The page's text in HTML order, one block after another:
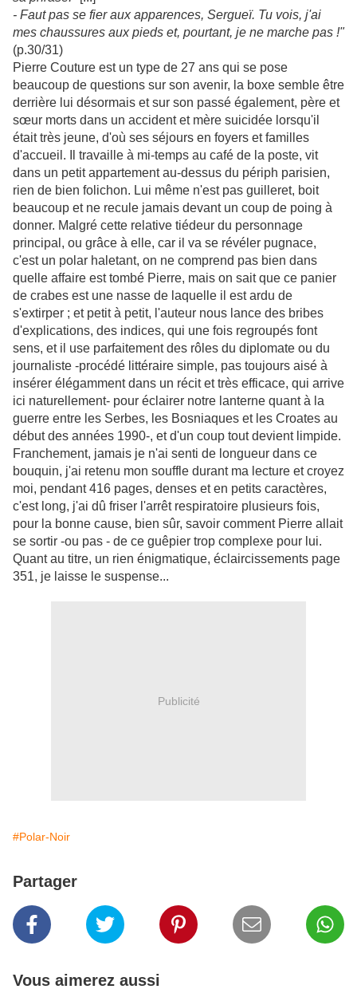
- Faut pas se fier aux apparences, Sergueï. Tu vois, j'ai
mes chaussures aux pieds et, pourtant, je ne marche pas !"
(p.30/31)
Pierre Couture est un type de 27 ans qui se pose
beaucoup de questions sur son avenir, la boxe semble être
derrière lui désormais et sur son passé également, père et
sœur morts dans un accident et mère suicidée lorsqu'il
était très jeune, d'où ses séjours en foyers et familles
d'accueil. Il travaille à mi-temps au café de la poste, vit
dans un petit appartement au-dessus du périph parisien,
rien de bien folichon. Lui même n'est pas guilleret, boit
beaucoup et ne recule jamais devant un coup de poing à
donner. Malgré cette relative tiédeur du personnage
principal, ou grâce à elle, car il va se révéler pugnace,
c'est un polar haletant, on ne comprend pas bien dans
quelle affaire est tombé Pierre, mais on sait que ce panier
de crabes est une nasse de laquelle il est ardu de
s'extirper ; et petit à petit, l'auteur nous lance des bribes
d'explications, des indices, qui une fois regroupés font
sens, et il use parfaitement des rôles du diplomate ou du
journaliste -procédé littéraire simple, pas toujours aisé à
insérer élégamment dans un récit et très efficace, qui arrive
ici naturellement- pour éclairer notre lanterne quant à la
guerre entre les Serbes, les Bosniaques et les Croates au
début des années 1990-, et d'un coup tout devient limpide.
Franchement, jamais je n'ai senti de longueur dans ce
bouquin, j'ai retenu mon souffle durant ma lecture et croyez
moi, pendant 416 pages, denses et en petits caractères,
c'est long, j'ai dû friser l'arrêt respiratoire plusieurs fois,
pour la bonne cause, bien sûr, savoir comment Pierre allait
se sortir -ou pas - de ce guêpier trop complexe pour lui.
Quant au titre, un rien énigmatique, éclaircissements page
351, je laisse le suspense...
Publicité
#Polar-Noir
Partager
Vous aimerez aussi